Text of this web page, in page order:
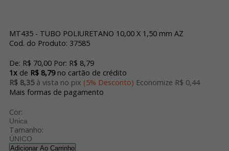
MT435 - TUBO POLIURETANO 10,00 X 1,50 mm AZ
Cod. do Produto: 37585
De: R$ 70,00 Por: R$ 8,79
1xde R$ 8,79 no cartão de crédito
R$ 8,35 à vista no pix (5% Desconto) Economize R$ 0,44
Mais formas de pagamento
Cor:
Unica
Tamanho:
ÚNICO
Adicionar Ao Carrinho